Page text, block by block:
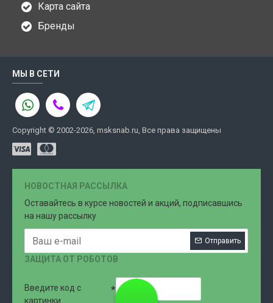
Карта сайта
Бренды
МЫ В СЕТИ
Copyright © 2002-2026, msksnab.ru, Все права защищены
НОВОСТНАЯ РАССЫЛКА
Оставайтесь в курсе новостей и акций, подписавшись
на нашу рассылку
Отправить
ЗАЩИТА ОТ РОБОТОВ
Введите код с
картинки